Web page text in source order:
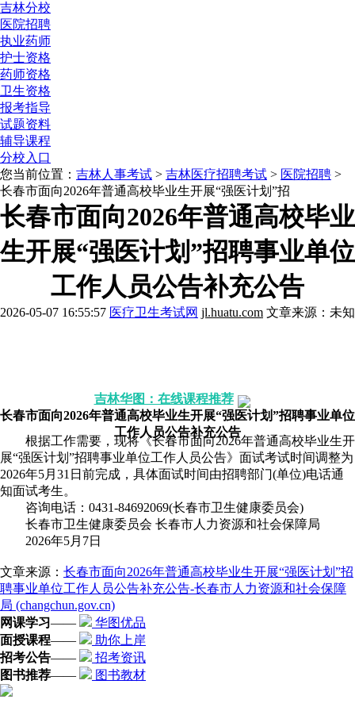
吉林分校
医院招聘
执业药师
护士资格
药师资格
卫生资格
报考指导
试题资料
辅导课程
分校入口
您当前位置： 吉林人事考试 > 吉林医疗招聘考试 > 医院招聘 >
长春市面向2026年普通高校毕业生开展“强医计划”招
长春市面向2026年普通高校毕业
生开展“强医计划”招聘事业单位
工作人员公告补充公告
2026-05-07 16:55:57 医疗卫生考试网 jl.huatu.com 文章来源：未知
吉林华图：在线课程推荐
长春市面向2026年普通高校毕业生开展“强医计划”招聘事业单位
工作人员公告补充公告
根据工作需要，现将《长春市面向2026年普通高校毕业生开
展“强医计划”招聘事业单位工作人员公告》面试考试时间调整为
2026年5月31日前完成，具体面试时间由招聘部门(单位)电话通
知面试考生。
咨询电话：0431-84692069(长春市卫生健康委员会)
长春市卫生健康委员会 长春市人力资源和社会保障局
2026年5月7日
文章来源： 长春市面向2026年普通高校毕业生开展“强医计划”招
聘事业单位工作人员公告补充公告-长春市人力资源和社会保障
局 (changchun.gov.cn)
网课学习——
华图优品
面授课程——
助你上岸
招考公告——
招考资讯
图书推荐—— 图书教材